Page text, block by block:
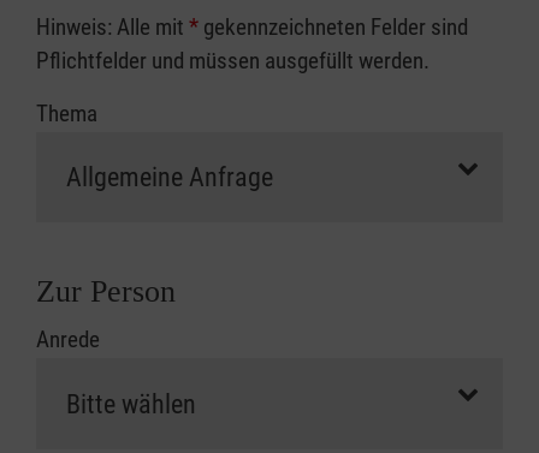
Hinweis: Alle mit * gekennzeichneten Felder sind
Pflichtfelder und müssen ausgefüllt werden.
Thema
Zur Person
Anrede